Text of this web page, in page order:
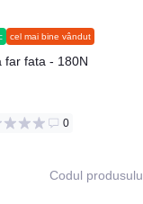
cel mai bine vândut
far fata - 180N
0
Codul